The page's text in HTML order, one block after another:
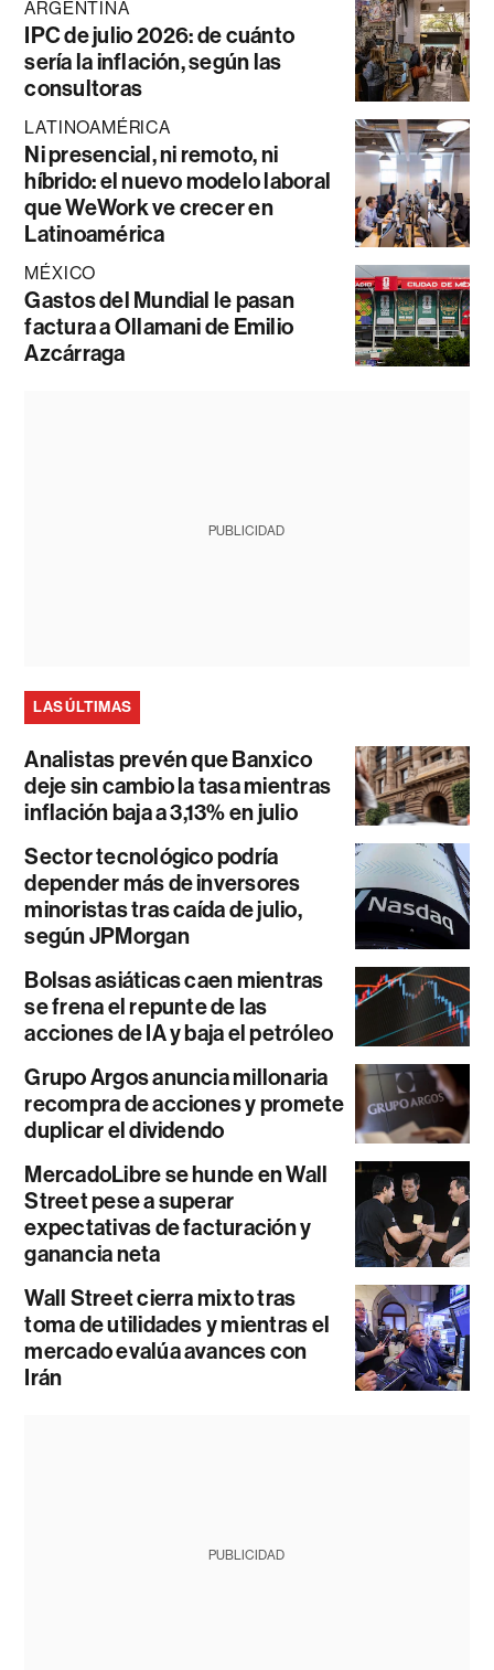
ARGENTINA
IPC de julio 2026: de cuánto
sería la inflación, según las
consultoras
LATINOAMÉRICA
Ni presencial, ni remoto, ni
híbrido: el nuevo modelo laboral
que WeWork ve crecer en
Latinoamérica
MÉXICO
Gastos del Mundial le pasan
factura a Ollamani de Emilio
Azcárraga
PUBLICIDAD
LAS ÚLTIMAS
Analistas prevén que Banxico
deje sin cambio la tasa mientras
inflación baja a 3,13% en julio
Sector tecnológico podría
depender más de inversores
minoristas tras caída de julio,
según JPMorgan
Bolsas asiáticas caen mientras
se frena el repunte de las
acciones de IA y baja el petróleo
Grupo Argos anuncia millonaria
recompra de acciones y promete
duplicar el dividendo
MercadoLibre se hunde en Wall
Street pese a superar
expectativas de facturación y
ganancia neta
Wall Street cierra mixto tras
toma de utilidades y mientras el
mercado evalúa avances con
Irán
PUBLICIDAD